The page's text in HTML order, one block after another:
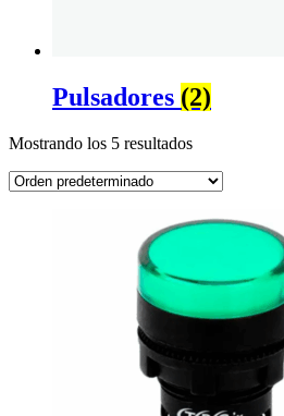
Pulsadores (2)
Mostrando los 5 resultados